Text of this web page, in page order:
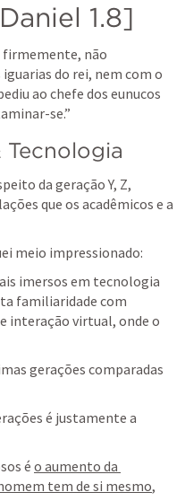
Daniel 1.8]
firmemente, não
do rei, nem com o
ao chefe dos eunucos
se.”
da geração Y, Z,
que os acadêmicos e a
meio impressionado:
imersos em tecnologia
familiaridade com
interação virtual, onde o
gerações comparadas
é o aumento da
tem de si mesmo,